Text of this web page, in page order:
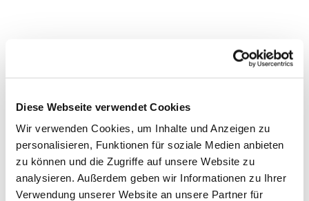
Diese Webseite verwendet Cookies
Wir verwenden Cookies, um Inhalte und Anzeigen zu
personalisieren, Funktionen für soziale Medien anbieten
zu können und die Zugriffe auf unsere Website zu
analysieren. Außerdem geben wir Informationen zu Ihrer
Verwendung unserer Website an unsere Partner für